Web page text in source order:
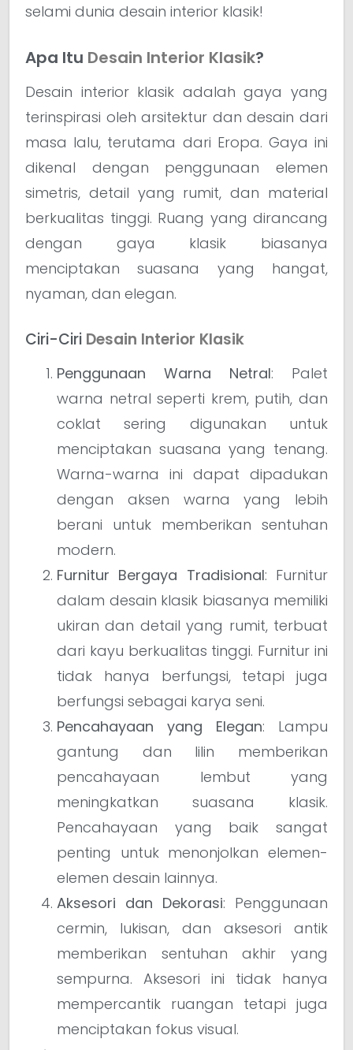
selami dunia desain interior klasik!
Apa Itu Desain Interior Klasik?
Desain interior klasik adalah gaya yang
terinspirasi oleh arsitektur dan desain dari
masa lalu, terutama dari Eropa. Gaya ini
dikenal dengan penggunaan elemen
simetris, detail yang rumit, dan material
berkualitas tinggi. Ruang yang dirancang
dengan gaya klasik biasanya
menciptakan suasana yang hangat,
nyaman, dan elegan.
Ciri-Ciri Desain Interior Klasik
Penggunaan Warna Netral: Palet
warna netral seperti krem, putih, dan
coklat sering digunakan untuk
menciptakan suasana yang tenang.
Warna-warna ini dapat dipadukan
dengan aksen warna yang lebih
berani untuk memberikan sentuhan
modern.
Furnitur Bergaya Tradisional: Furnitur
dalam desain klasik biasanya memiliki
ukiran dan detail yang rumit, terbuat
dari kayu berkualitas tinggi. Furnitur ini
tidak hanya berfungsi, tetapi juga
berfungsi sebagai karya seni.
Pencahayaan yang Elegan: Lampu
gantung dan lilin memberikan
pencahayaan lembut yang
meningkatkan suasana klasik.
Pencahayaan yang baik sangat
penting untuk menonjolkan elemen-
elemen desain lainnya.
Aksesori dan Dekorasi: Penggunaan
cermin, lukisan, dan aksesori antik
memberikan sentuhan akhir yang
sempurna. Aksesori ini tidak hanya
mempercantik ruangan tetapi juga
menciptakan fokus visual.